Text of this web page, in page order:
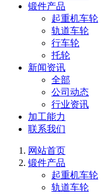
锻件产品
起重机车轮
轨道车轮
行车轮
托轮
新闻资讯
全部
公司动态
行业资讯
加工能力
联系我们
网站首页
锻件产品
起重机车轮
轨道车轮